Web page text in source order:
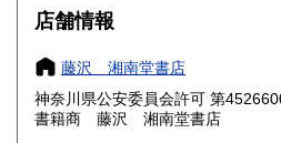
大阪府
奈良県
鳥取県 185円
店舗情報
藤沢 湘南堂書店
神奈川県公安委員会許可 第
書籍商 藤沢 湘南堂書店